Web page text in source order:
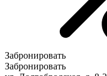
Забронировать
Забронировать